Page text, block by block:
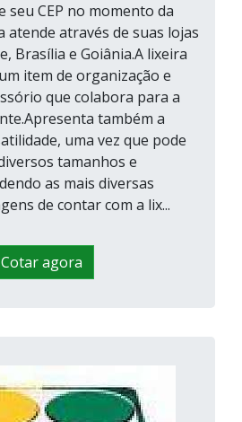
CEP no momento da
atende através de suas lojas
Brasília e Goiânia.A lixeira
item de organização e
que colabora para a
também a
uma vez que pode
tamanhos e
as mais diversas
de contar com a lix...
Cotar agora